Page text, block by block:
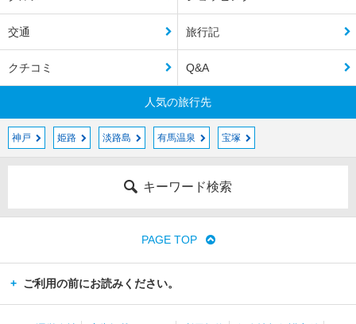
交通 旅行記
クチコミ Q&A
人気の旅行先
神戸 姫路 淡路島 有馬温泉 宝塚
キーワード検索
PAGE TOP
ご利用の前にお読みください。